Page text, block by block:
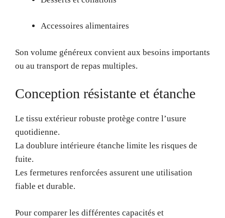
Accessoires alimentaires
Son volume généreux convient aux besoins importants
ou au transport de repas multiples.
Conception résistante et étanche
Le tissu extérieur robuste protège contre l’usure
quotidienne.
La doublure intérieure étanche limite les risques de
fuite.
Les fermetures renforcées assurent une utilisation
fiable et durable.
Pour comparer les différentes capacités et